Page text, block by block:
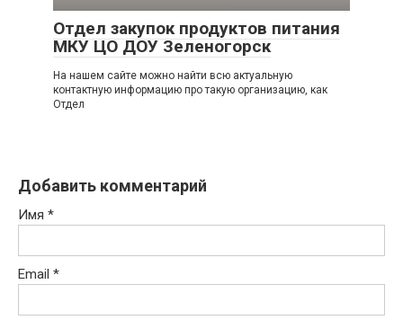
Отдел закупок продуктов питания
МКУ ЦО ДОУ Зеленогорск
На нашем сайте можно найти всю актуальную
контактную информацию про такую организацию, как
Отдел
Добавить комментарий
Имя *
Email *